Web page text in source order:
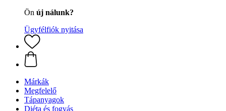
Ön új nálunk?
Ügyfélfiók nyitása
Márkák
Megfelelő
Tápanyagok
Diéta és fogyás